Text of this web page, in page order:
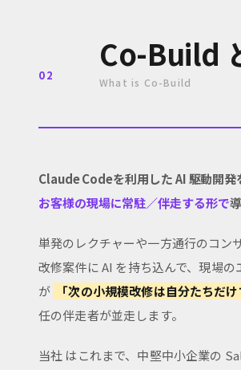
02
Co-Build
What is Co-Build
Claude Codeを利用した AI 駆動開発
お客様の現場に常駐／伴走する形で
単発のレクチャーや一方通行のコン
改修案件に AI を持ち込んで、現場
が
「次の小規模改修は自分たちだけ
任の伴走者が並走します。
当社 はこれまで、中堅中小企業の